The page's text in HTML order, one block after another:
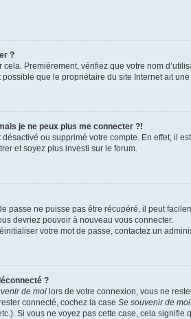
?
Premièrement, vérifiez que votre nom
que le propriétaire du site Internet ait
je ne peux plus me connecter ?!
désactivé ou supprimé votre compte. En effet, il
et soyez plus investi sur le forum.
passe ne puisse pas être récupéré, il peut
devriez pouvoir à nouveau vous connecter.
votre mot de passe, contactez un
?
de moi lors de votre connexion, vous ne
connecté, cochez la case Se souvenir de moi
Si vous ne voyez pas cette case, cela signifie